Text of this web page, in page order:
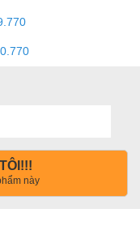
này